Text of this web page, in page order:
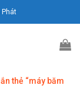
Phát
thẻ “máy băm